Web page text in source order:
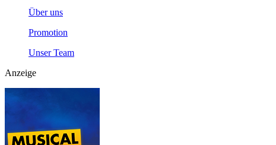
Über uns
Promotion
Unser Team
Anzeige